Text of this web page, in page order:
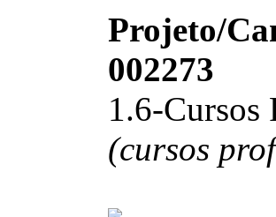
Projeto/
002273
1.6-Cursos
(cursos